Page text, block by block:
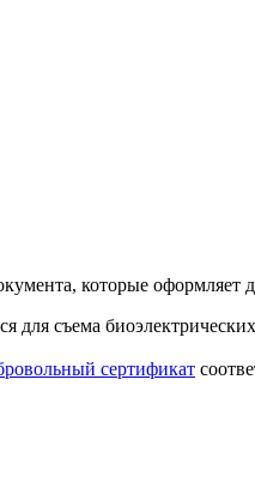
которые оформляет
съема
сертификат